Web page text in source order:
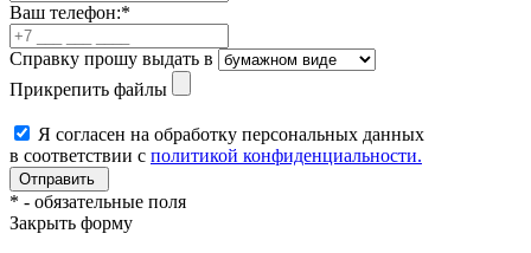
Ваш телефон:*
Справку прошу выдать в
Прикрепить файлы
Я согласен на обработку персональных данных
в соответствии с политикой конфиденциальности.
* - обязательные поля
Закрыть форму